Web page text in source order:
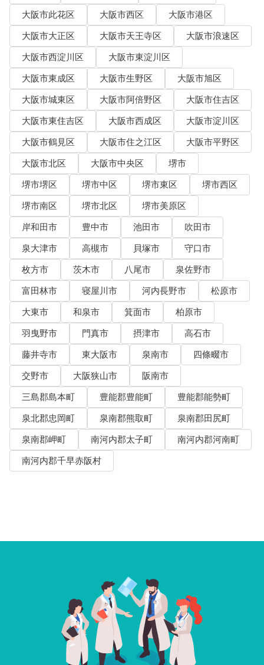
大阪市此花区
大阪市西区
大阪市港区
大阪市大正区
大阪市天王寺区
大阪市浪速区
大阪市西淀川区
大阪市東淀川区
大阪市東成区
大阪市生野区
大阪市旭区
大阪市城東区
大阪市阿倍野区
大阪市住吉区
大阪市東住吉区
大阪市西成区
大阪市淀川区
大阪市鶴見区
大阪市住之江区
大阪市平野区
大阪市北区
大阪市中央区
堺市
堺市堺区
堺市中区 堺市東区
堺市西区
堺市南区
堺市北区
堺市美原区
岸和田市
豊中市 池田市
吹田市
泉大津市
高槻市 貝塚市
守口市
枚方市
茨木市 八尾市
泉佐野市
富田林市
寝屋川市 河内長野市
松原市
大東市
和泉市 箕面市
柏原市
羽曳野市
門真市 摂津市
高石市
藤井寺市
東大阪市 泉南市
四條畷市
交野市
大阪狭山市
阪南市
三島郡島本町
豊能郡豊能町
豊能郡能勢町
泉北郡忠岡町
泉南郡熊取町
泉南郡田尻町
泉南郡岬町
南河内郡太子町
南河内郡河南町
南河内郡千早赤阪村